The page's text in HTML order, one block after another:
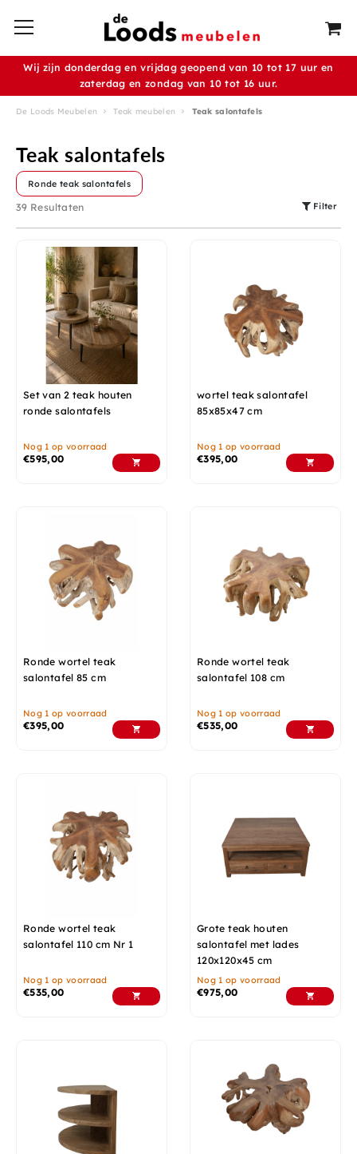
Wij zijn donderdag en vrijdag geopend van 10 tot 17 uur en
zaterdag en zondag van 10 tot 16 uur.
De Loods Meubelen Teak meubelen Teak salontafels
Teak salontafels
Ronde teak salontafels
39 Resultaten Filter
Set van 2 teak houten
ronde salontafels
Nog 1 op voorraad
€595,00
wortel teak salontafel
85x85x47 cm
Nog 1 op voorraad
€395,00
Ronde wortel teak
salontafel 85 cm
Nog 1 op voorraad
€395,00
Ronde wortel teak
salontafel 108 cm
Nog 1 op voorraad
€535,00
Ronde wortel teak
salontafel 110 cm Nr 1
Nog 1 op voorraad
€535,00
Grote teak houten
salontafel met lades
120x120x45 cm
Nog 1 op voorraad
€975,00